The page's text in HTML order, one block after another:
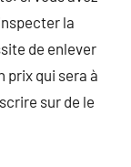
la
de enlever
prix qui sera à
sur de le